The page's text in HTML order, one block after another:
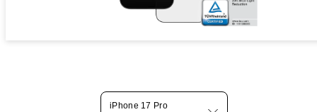
iPhone 17 Pro